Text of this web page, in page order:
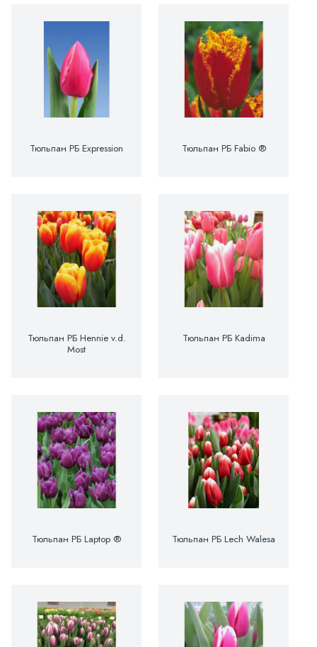
Тюльпан РБ Expression Тюльпан РБ Fabio ®
Тюльпан РБ Hennie v.d.
Most
Тюльпан РБ Kadima
Тюльпан РБ Laptop ® Тюльпан РБ Lech Walesa